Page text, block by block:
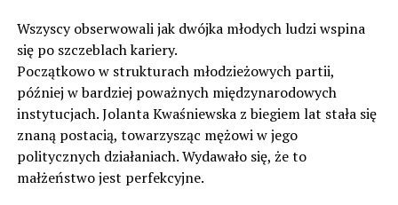
Wszyscy obserwowali jak dwójka młodych ludzi wspina
się po szczeblach kariery.
Początkowo w strukturach młodzieżowych partii,
później w bardziej poważnych międzynarodowych
instytucjach. Jolanta Kwaśniewska z biegiem lat stała się
znaną postacią, towarzysząc mężowi w jego
politycznych działaniach. Wydawało się, że to
małżeństwo jest perfekcyjne.